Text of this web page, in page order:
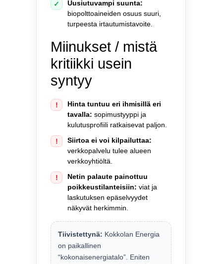
✓
Uusiutuvampi suunta:
biopolttoaineiden osuus suuri,
turpeesta irtautumistavoite.
Miinukset / mistä
kritiikki usein
syntyy
!
Hinta tuntuu eri ihmisillä eri
tavalla: sopimustyyppi ja
kulutusprofiili ratkaisevat paljon.
!
Siirtoa ei voi kilpailuttaa:
verkkopalvelu tulee alueen
verkkoyhtiöltä.
!
Netin palaute painottuu
poikkeustilanteisiin: viat ja
laskutuksen epäselvyydet
näkyvät herkimmin.
Tiivistettynä: Kokkolan Energia
on paikallinen
“kokonaisenergiatalo”. Eniten